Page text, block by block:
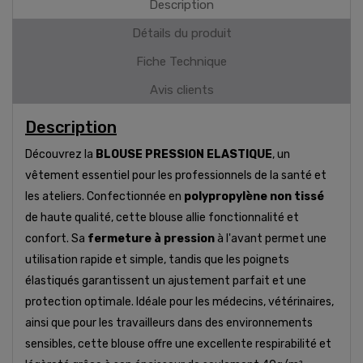
Description
Détails du produit
Fiche Technique
Avis clients
Description
Découvrez la BLOUSE PRESSION ELASTIQUE, un
vêtement essentiel pour les professionnels de la santé et
les ateliers. Confectionnée en polypropylène non tissé
de haute qualité, cette blouse allie fonctionnalité et
confort. Sa fermeture à pressionà l'avant permet une
utilisation rapide et simple, tandis que les poignets
élastiqués garantissent un ajustement parfait et une
protection optimale. Idéale pour les médecins, vétérinaires,
ainsi que pour les travailleurs dans des environnements
sensibles, cette blouse offre une excellente respirabilité et